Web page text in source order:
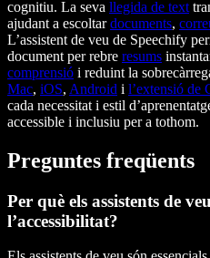
cognitiu. La seva llegida de text
ajudant a escoltardocuments,
L’assistent de veu de Speechify
document per rebre resums
comprensió i reduint la
Mac, iOS, Android i l’extensió de
cada necessitat i estil
accessible i inclusiu per a tothom.
Preguntes freqüents
Per què els assistents de
l’accessibilitat?